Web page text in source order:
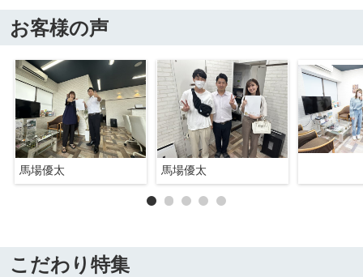
お客様の声
馬場優太 馬場優太
こだわり特集